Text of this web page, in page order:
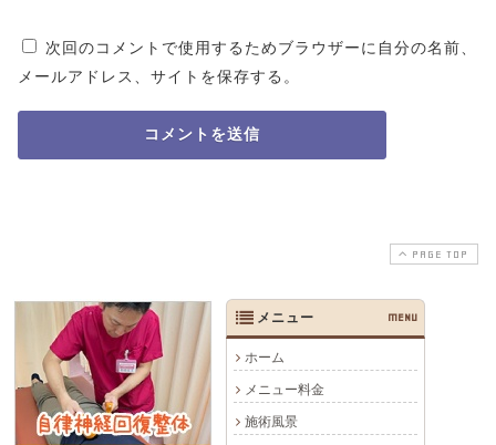
次回のコメントで使用するためブラウザーに自分の名前、
メールアドレス、サイトを保存する。
PAGE TOP
メニュー MENU
ホーム
メニュー料金
施術風景